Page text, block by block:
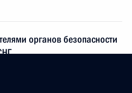
органов безопасности